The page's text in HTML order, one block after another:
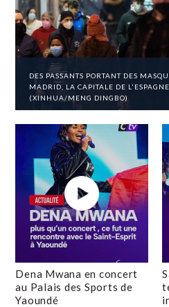
DES PASSANTS PORTANT DES
MADRID, LA CAPITALE DE
(XINHUA/MENG DINGBO)
Dena Mwana en concert
au Palais des Sports de
Yaoundé